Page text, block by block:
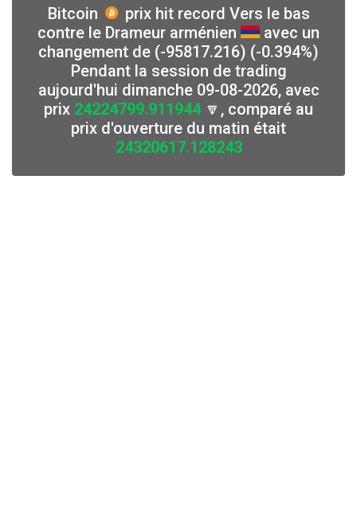
Bitcoin
prix hit record Vers le bas
contre le Drameur arménien
avec un
changement de (-95817.216) (-0.394%)
Pendant la session de trading
aujourd'hui dimanche 09-08-2026, avec
prix 24224799.911944🔽, comparé au
prix d'ouverture du matin était
24320617.128243